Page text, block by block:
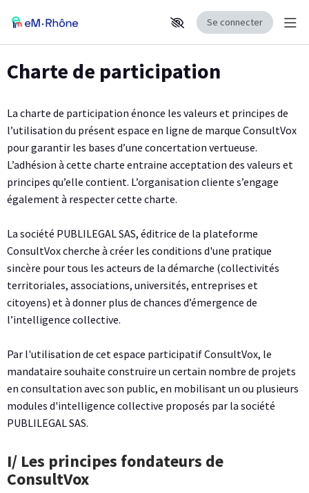
Se connecter
Charte de participation
La charte de participation énonce les valeurs et principes de
l’utilisation du présent espace en ligne de marque ConsultVox
pour garantir les bases d’une concertation vertueuse.
L’adhésion à cette charte entraine acceptation des valeurs et
principes qu’elle contient. L’organisation cliente s’engage
également à respecter cette charte.
La société PUBLILEGAL SAS, éditrice de la plateforme
ConsultVox cherche à créer les conditions d'une pratique
sincère pour tous les acteurs de la démarche (collectivités
territoriales, associations, universités, entreprises et
citoyens) et à donner plus de chances d’émergence de
l’intelligence collective.
Par l'utilisation de cet espace participatif ConsultVox, le
mandataire souhaite construire un certain nombre de projets
en consultation avec son public, en mobilisant un ou plusieurs
modules d'intelligence collective proposés par la société
PUBLILEGAL SAS.
I/ Les principes fondateurs de
ConsultVox